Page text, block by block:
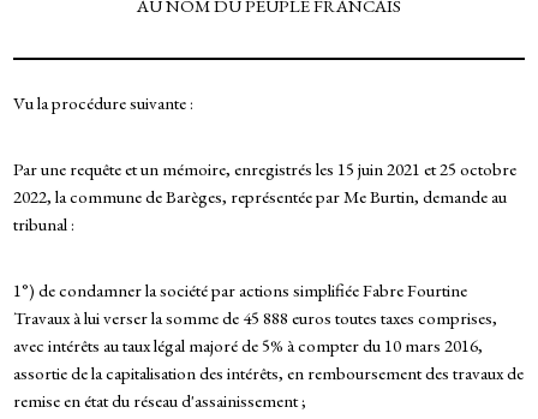
AU NOM DU PEUPLE FRANCAIS
Vu la procédure suivante :
Par une requête et un mémoire, enregistrés les 15 juin 2021 et 25 octobre
2022, la commune de Barèges, représentée par Me Burtin, demande au
tribunal :
1°) de condamner la société par actions simplifiée Fabre Fourtine
Travaux à lui verser la somme de 45 888 euros toutes taxes comprises,
avec intérêts au taux légal majoré de 5% à compter du 10 mars 2016,
assortie de la capitalisation des intérêts, en remboursement des travaux de
remise en état du réseau d'assainissement ;